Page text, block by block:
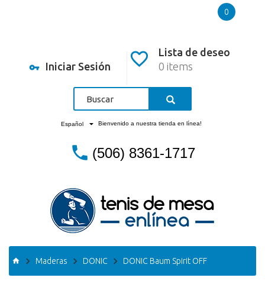
Iniciar Sesión
Lista de deseo
0 items
0
Español Bienvenido a nuestra tienda en línea!
(506) 8361-1717
Maderas DONIC DONIC Baum Spirit OFF